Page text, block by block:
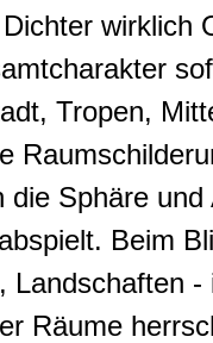
wirklich
Tropen,
die Sphäre
Beim
Landschaften
Räume